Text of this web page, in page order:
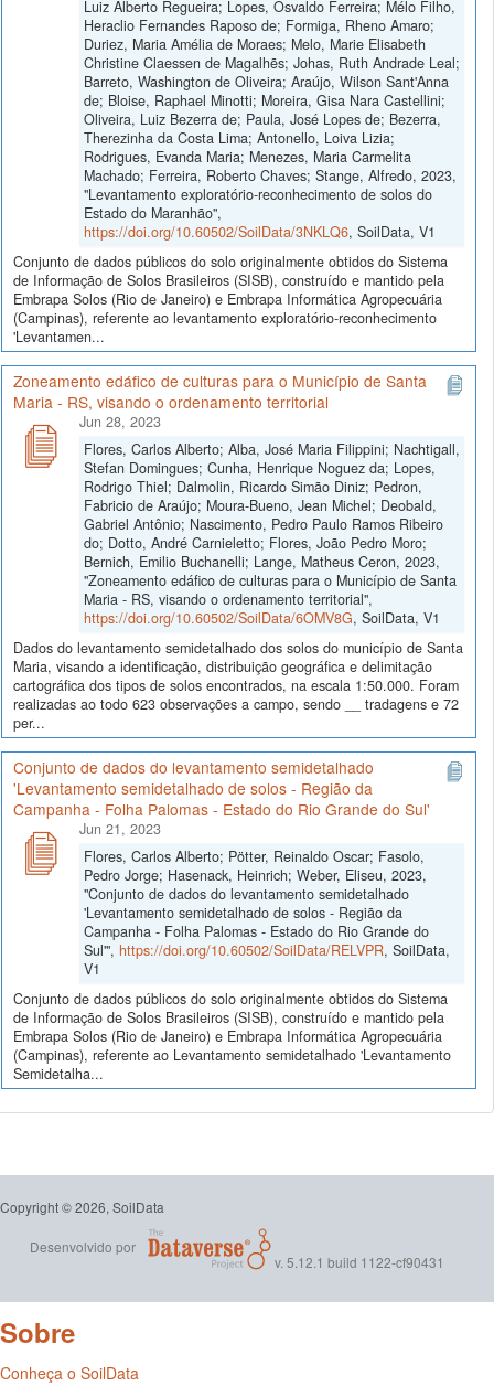
Luiz Alberto Regueira; Lopes, Osvaldo Ferreira; Mélo Filho,
Heraclio Fernandes Raposo de; Formiga, Rheno Amaro;
Duriez, Maria Amélia de Moraes; Melo, Marie Elisabeth
Christine Claessen de Magalhẽs; Johas, Ruth Andrade Leal;
Barreto, Washington de Oliveira; Araújo, Wilson Sant'Anna
de; Bloise, Raphael Minotti; Moreira, Gisa Nara Castellini;
Oliveira, Luiz Bezerra de; Paula, José Lopes de; Bezerra,
Therezinha da Costa Lima; Antonello, Loiva Lizia;
Rodrigues, Evanda Maria; Menezes, Maria Carmelita
Machado; Ferreira, Roberto Chaves; Stange, Alfredo, 2023,
"Levantamento exploratório-reconhecimento de solos do
Estado do Maranhão",
https://doi.org/10.60502/SoilData/3NKLQ6, SoilData, V1
Conjunto de dados públicos do solo originalmente obtidos do Sistema
de Informação de Solos Brasileiros (SISB), construído e mantido pela
Embrapa Solos (Rio de Janeiro) e Embrapa Informática Agropecuária
(Campinas), referente ao levantamento exploratório-reconhecimento
'Levantamen...
Zoneamento edáfico de culturas para o Município de Santa
Maria - RS, visando o ordenamento territorial
Jun 28, 2023
Flores, Carlos Alberto; Alba, José Maria Filippini; Nachtigall,
Stefan Domingues; Cunha, Henrique Noguez da; Lopes,
Rodrigo Thiel; Dalmolin, Ricardo Simão Diniz; Pedron,
Fabricio de Araújo; Moura-Bueno, Jean Michel; Deobald,
Gabriel Antônio; Nascimento, Pedro Paulo Ramos Ribeiro
do; Dotto, André Carnieletto; Flores, João Pedro Moro;
Bernich, Emilio Buchanelli; Lange, Matheus Ceron, 2023,
"Zoneamento edáfico de culturas para o Município de Santa
Maria - RS, visando o ordenamento territorial",
https://doi.org/10.60502/SoilData/6OMV8G, SoilData, V1
Dados do levantamento semidetalhado dos solos do município de Santa
Maria, visando a identificação, distribuição geográfica e delimitação
cartográfica dos tipos de solos encontrados, na escala 1:50.000. Foram
realizadas ao todo 623 observações a campo, sendo __ tradagens e 72
per...
Conjunto de dados do levantamento semidetalhado
'Levantamento semidetalhado de solos - Região da
Campanha - Folha Palomas - Estado do Rio Grande do Sul'
Jun 21, 2023
Flores, Carlos Alberto; Pötter, Reinaldo Oscar; Fasolo,
Pedro Jorge; Hasenack, Heinrich; Weber, Eliseu, 2023,
"Conjunto de dados do levantamento semidetalhado
'Levantamento semidetalhado de solos - Região da
Campanha - Folha Palomas - Estado do Rio Grande do
Sul'", https://doi.org/10.60502/SoilData/RELVPR, SoilData,
V1
Conjunto de dados públicos do solo originalmente obtidos do Sistema
de Informação de Solos Brasileiros (SISB), construído e mantido pela
Embrapa Solos (Rio de Janeiro) e Embrapa Informática Agropecuária
(Campinas), referente ao Levantamento semidetalhado 'Levantamento
Semidetalha...
Copyright © 2026, SoilData
Desenvolvido por
v. 5.12.1 build 1122-cf90431
Sobre
Conheça o SoilData